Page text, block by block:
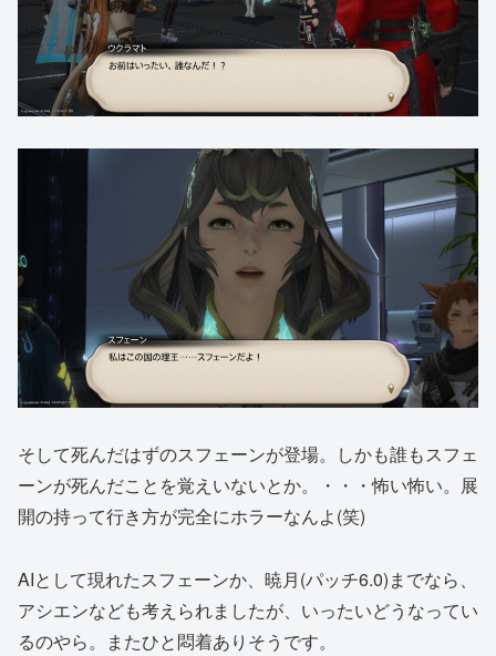
そして死んだはずのスフェーンが登場。しかも誰もスフェ
ーンが死んだことを覚えいないとか。・・・怖い怖い。展
開の持って行き方が完全にホラーなんよ(笑)
AIとして現れたスフェーンか、暁月(パッチ6.0)までなら、
アシエンなども考えられましたが、いったいどうなってい
るのやら。またひと悶着ありそうです。